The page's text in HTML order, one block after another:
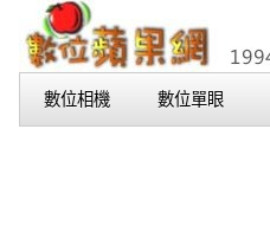
數位相機 數位單眼